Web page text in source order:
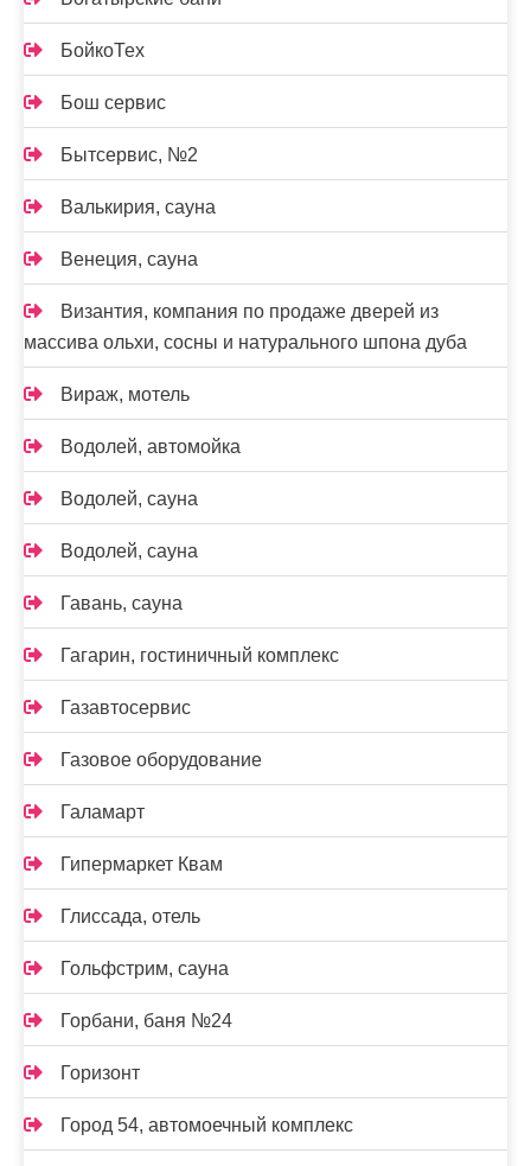
БойкоТех
Бош сервис
Бытсервис, №2
Валькирия, сауна
Венеция, сауна
Византия, компания по продаже дверей из
массива ольхи, сосны и натурального шпона дуба
Вираж, мотель
Водолей, автомойка
Водолей, сауна
Водолей, сауна
Гавань, сауна
Гагарин, гостиничный комплекс
Газавтосервис
Газовое оборудование
Галамарт
Гипермаркет Квам
Глиссада, отель
Гольфстрим, сауна
Горбани, баня №24
Горизонт
Город 54, автомоечный комплекс